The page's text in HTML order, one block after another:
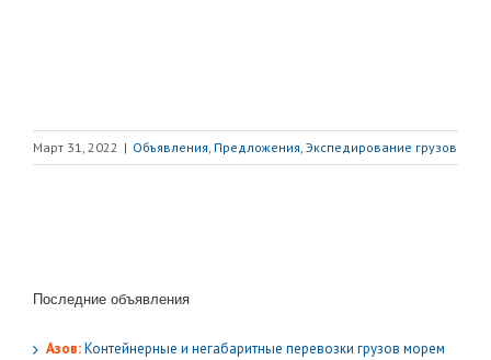
Март 31, 2022 | Объявления, Предложения, Экспедирование грузов
Последние объявления
Азов:Контейнерные и негабаритные перевозки грузов морем